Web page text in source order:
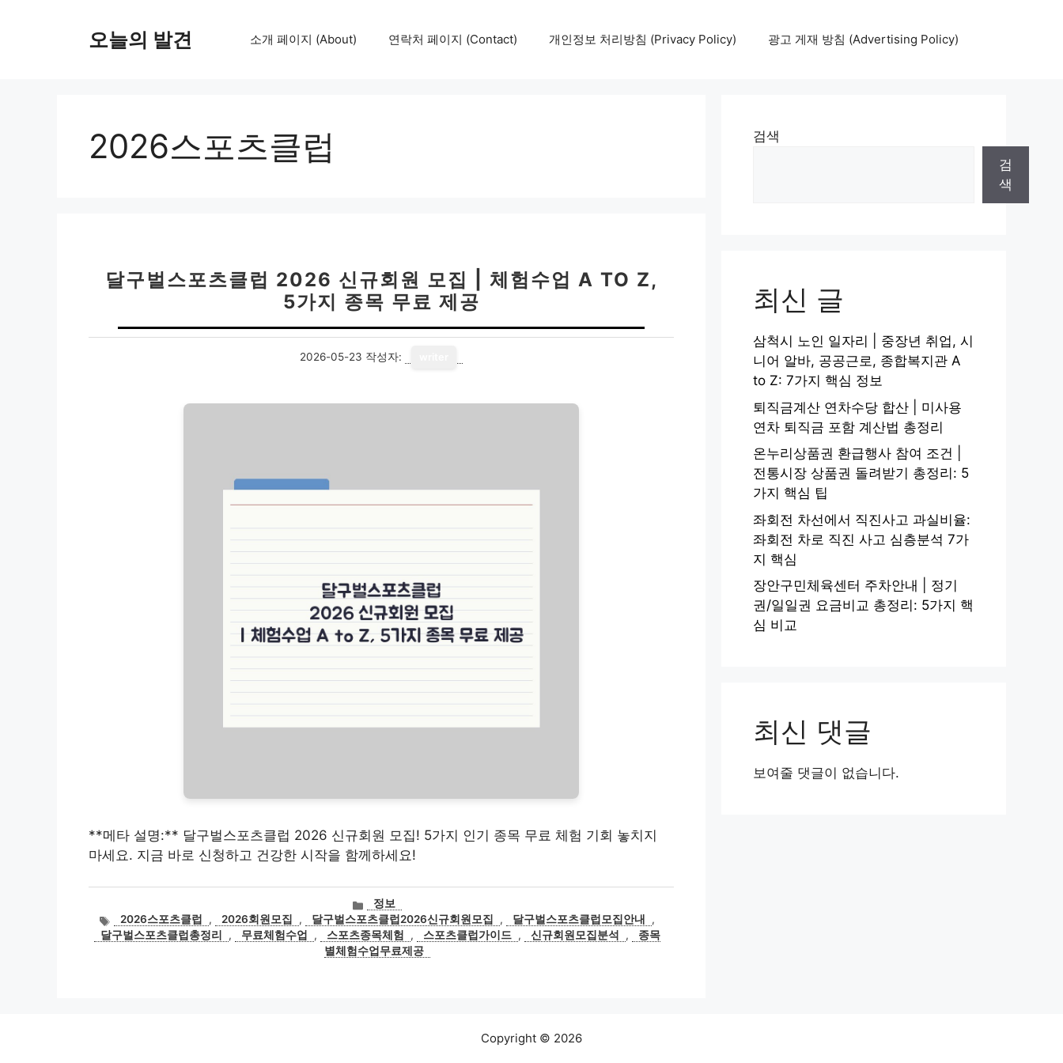
오늘의 발견 소개 페이지 (About) 연락처 페이지 (Contact) 개인정보 처리방침 (Privacy Policy) 광고 게재 방침 (Advertising Policy)
2026스포츠클럽
달구벌스포츠클럽 2026 신규회원 모집 | 체험수업 A TO Z,
5가지 종목 무료 제공
2026-05-23 작성자:
**메타 설명:** 달구벌스포츠클럽 2026 신규회원 모집! 5가지 인기 종목 무료 체험 기회 놓치지
마세요. 지금 바로 신청하고 건강한 시작을 함께하세요!
카
테
고
리
정보
태
그
2026스포츠클럽 , 2026회원모집 , 달구벌스포츠클럽2026신규회원모집 , 달구벌스포츠클럽모집안내
,
달구벌스포츠클럽총정리
, 무료체험수업 , 스포츠종목체험 , 스포츠클럽가이드 , 신규회원모집분석 ,
종목
별체험수업무료제공
검색
검
색
최신 글
삼척시 노인 일자리 | 중장년 취업, 시
니어 알바, 공공근로, 종합복지관 A
to Z: 7가지 핵심 정보
퇴직금계산 연차수당 합산 | 미사용
연차 퇴직금 포함 계산법 총정리
온누리상품권 환급행사 참여 조건 |
전통시장 상품권 돌려받기 총정리: 5
가지 핵심 팁
좌회전 차선에서 직진사고 과실비율:
좌회전 차로 직진 사고 심층분석 7가
지 핵심
장안구민체육센터 주차안내 | 정기
권/일일권 요금비교 총정리: 5가지 핵
심 비교
최신 댓글
보여줄 댓글이 없습니다.
Copyright © 2026